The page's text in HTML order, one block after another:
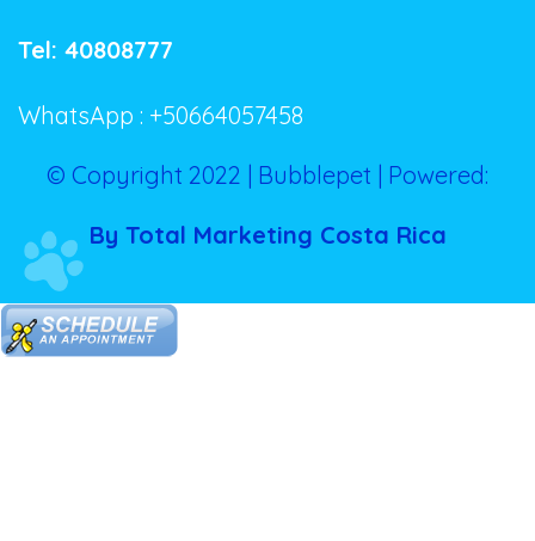
Tel: 40808777
WhatsApp : +50664057458
© Copyright 2022 | Bubblepet | Powered:
By Total Marketing Costa Rica